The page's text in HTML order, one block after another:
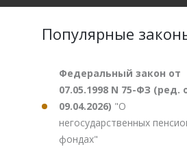
Популярные
Федеральный закон от
07.05.1998 N 75-ФЗ (ред.
09.04.2026) "О
негосударственных
фондах"